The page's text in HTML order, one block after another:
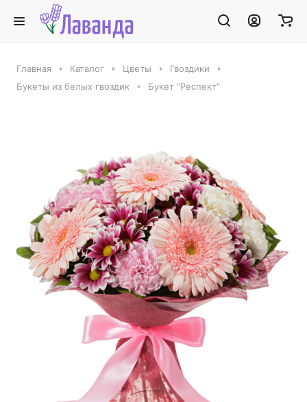
Главная Каталог Цветы
Гвоздики
Букеты из белых гвоздик
Букет "Респект"